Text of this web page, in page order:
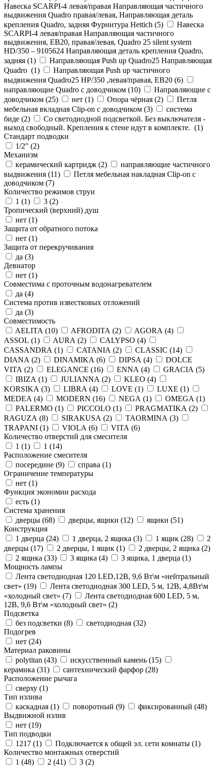
Навеска SCARPI-4 левая/правая Направляющая частичного
выдвижения Quadro правая/левая, Направляющая деталь
крепления Quadro, задняя Фурнитура Hettich (5)
Навеска
SCARPI-4 левая/правая Направляющая частичного
выдвижения, ЕВ20, правая/левая, Quadro 25 silent system
HD/350 – 9105624 Направляющая деталь крепления Quadro,
задняя (1)
Направляющая Push up Quadro25 Направляющая
Quadro (1)
Направляющая Push up частичного
выдвижения Quadro25 НР/350 ,левая/правая, ЕВ20 (6)
направляющие Quadro с доводчиком (10)
Направляющие с
доводчиком (25) нет (1) Опора чёрная (2)
Петля
мебельная вкладная Clip-on с доводчиком (3)
система
биде (2)
Со светодиодной подсветкой. Без выключателя -
выход свободный. Крепления к стене идут в комплекте. (1)
Стандарт подводки
1/2" (2)
Механизм
керамический картридж (2)
направляющие частичного
выдвижения (11)
Петля мебельная накладная Clip-on с
доводчиком (7)
Количество режимов струи
1 (1) 3 (2)
Тропический (верхний) душ
нет (1)
Защита от обратного потока
нет (1)
Защита от перекручивания
да (3)
Девиатор
нет (1)
Совместима с проточным водонагревателем
да (4)
Система против известковых отложений
да (3)
Совместимость
AELITA (10) AFRODITA (2) AGORA (4)
ASSOL (1) AURA (2) CALYPSO (4)
CASSANDRA (1) CATANIA (2) CLASSIC (14)
DIANA (2) DINAMIKA (6) DIPSA (4)
DOLCE
VITA (2) ELEGANCE (16) ENNA (4) GRACIA (5)
IBIZA (1) JULIANNA (2) KLEO (4)
KORSIKA (3) LIBRA (4) LOVE (1) LUXE (1)
MEDEA (4) MODERN (16) NEGA (1) OMEGA (1)
PALERMO (1) PICCOLO (1) PRAGMATIKA (2)
RAGUZA (8) SIRAKUSA (2) TAORMINA (3)
TRAPANI (1) VIOLA (6) VITA (6)
Количество отверстий для смесителя
1 (1) 1 (14)
Расположение смесителя
посередине (9) справа (1)
Ограничение температуры
нет (1)
Функция экономии расхода
есть (1)
Система хранения
дверцы (68) дверцы, ящики (12) ящики (51)
Конструкция
1 дверца (24) 1 дверца, 2 ящика (3) 1 ящик (28)
2
дверцы (17) 2 дверцы, 1 ящик (1) 2 дверцы, 2 ящика (2)
2 ящика (33) 3 ящика (4) 3 ящика, 1 дверца (1)
Мощность лампы
Лента светодиодная 120 LED,12В, 9,6 Вт\м «нейтральный
свет» (19)
Лента светодиодная 300 LED, 5 м, 12В, 4,8Вт\м
«холодный свет» (7)
Лента светодиодная 600 LED, 5 м,
12В, 9,6 Вт\м «холодный свет» (2)
Подсветка
без подсветки (8) светодиодная (32)
Подогрев
нет (24)
Материал раковины
polytitan (43) искусственный камень (15)
керамика (31) сантехнический фарфор (28)
Расположение рычага
сверху (1)
Тип излива
каскадная (1) поворотный (9) фиксированный (48)
Выдвижной излив
нет (19)
Тип подводки
1217 (1) Подключается к общей эл. сети комнаты (1)
Количество монтажных отверстий
1 (48) 2 (41) 3 (2)